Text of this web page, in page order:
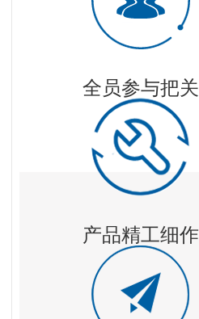
全员参与把关
产品精工细作